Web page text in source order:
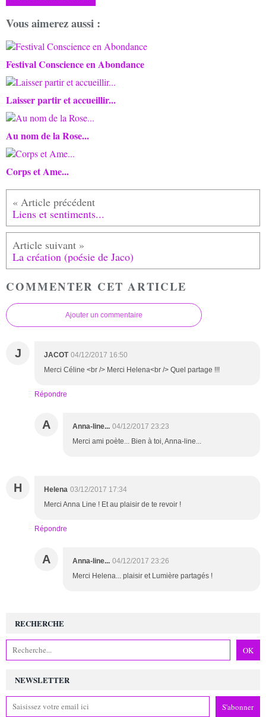
Vous aimerez aussi :
Festival Conscience en Abondance
Laisser partir et accueillir...
Au nom de la Rose...
Corps et Ame...
Liens et sentiments...
La création (poésie de Jaco)
COMMENTER CET ARTICLE
Ajouter un commentaire
J JACOT 04/12/2017 16:50
Merci Céline <br /> Merci Helena<br /> Quel partage !!!
Répondre
A Anna-line... 04/12/2017 23:23
Merci ami poète... Bien à toi, Anna-line...
H Helena 03/12/2017 17:34
Merci Anna Line ! Et au plaisir de te revoir !
Répondre
A Anna-line... 04/12/2017 23:26
Merci Helena... plaisir et Lumière partagés !
NEWSLETTER
RECHERCHE